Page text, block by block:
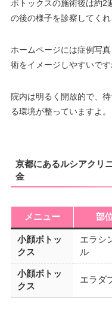
ボトックスの施術後は約2
の後の様子を診察してくれ
ホームページには症例写
術をイメージしやすいです
院内は明るく開放的で、
る環境が整っていますよ。
京都にあるルシアクリ
金
メニュー 部
小顔ボトッ
クス
エラシ
ル
小顔ボトッ
クス
エラダ